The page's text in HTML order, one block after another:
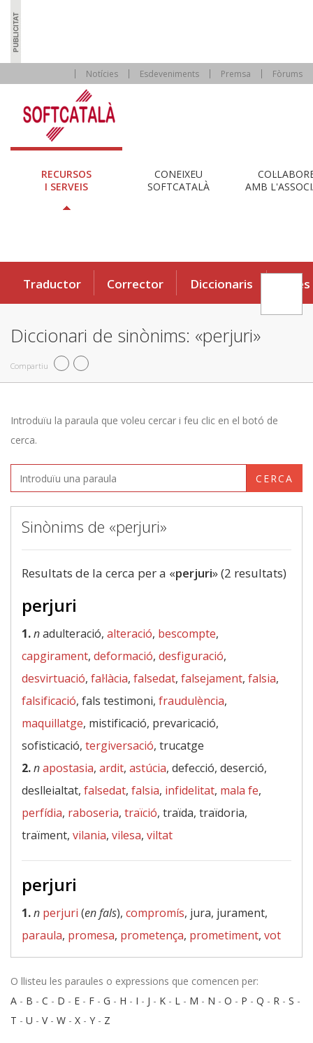
Notícies Esdeveniments Premsa Fòrums
RECURSOS
I SERVEIS
CONEIXEU
SOFTCATALÀ
AMB
Traductor Corrector Diccionaris Eines
Diccionari de sinònims: «perjuri»
Compartiu
Introduïu la paraula que voleu cercar i feu clic en el botó de
cerca.
CERCA
Sinònims de «perjuri»
Resultats de la cerca per a «perjuri» (2 resultats)
perjuri
1.nadulteració, alteració, bescompte,
capgirament, deformació, desfiguració,
desvirtuació, fal·làcia, falsedat, falsejament, falsia,
falsificació, fals testimoni, fraudulència,
maquillatge, mistificació, prevaricació,
sofisticació, tergiversació, trucatge
2.napostasia, ardit, astúcia, defecció, deserció,
deslleialtat, falsedat, falsia, infidelitat, mala fe,
perfídia, raboseria, traïció, traïda, traïdoria,
traïment, vilania, vilesa, viltat
perjuri
1.n perjuri (en fals), compromís, jura, jurament,
paraula, promesa, prometença, prometiment, vot
O llisteu les paraules o expressions que comencen per:
A - B - C - D - E - F - G - H - I - J - K - L - M - N - O - P - Q - R - S -
T - U - V- W - X - Y - Z